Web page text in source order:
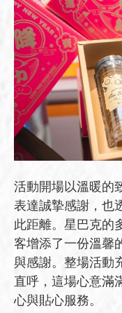
活動開場以溫暖的
表達誠摯感謝，也
此距離。星巴克的
客增添了一份溫馨
與感謝。整場活動
直呼，這場心意滿
心與貼心服務。